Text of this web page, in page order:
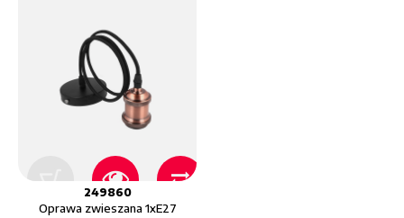
249860
Oprawa zwieszana 1xE27